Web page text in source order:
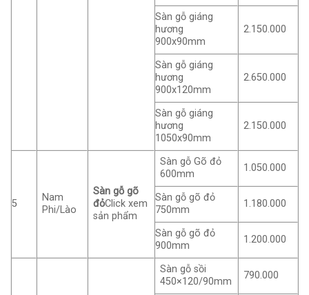
Sàn gỗ giáng
hương
900x90mm
2.150.000
Sàn gỗ giáng
hương
900x120mm
2.650.000
Sàn gỗ giáng
hương
1050x90mm
2.150.000
5
Nam
Phi/Lào
Sàn gỗ gõ
đỏClick xem
sản phẩm
Sàn gỗ Gõ đỏ
600mm
1.050.000
Sàn gỗ gõ đỏ
750mm
1.180.000
Sàn gỗ gõ đỏ
900mm
1.200.000
Sàn gỗ sồi
450×120/90mm
790.000